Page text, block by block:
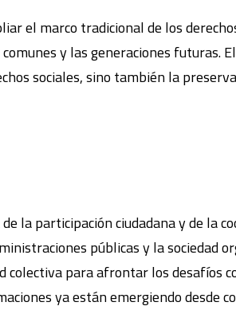
el marco tradicional de los
y las generaciones futuras.
sociales, sino también la
la participación ciudadana y de la
públicas y la sociedad
colectiva para afrontar los
ya están emergiendo desde